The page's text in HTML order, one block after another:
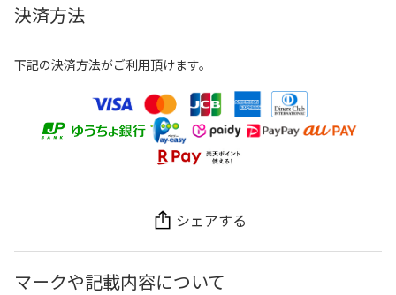
決済方法
下記の決済方法がご利用頂けます。
シェアする
マークや記載内容について